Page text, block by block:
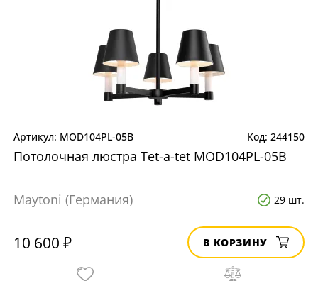
MOD104PL-05B 244150
Потолочная люстра Tet-a-tet MOD104PL-05B
Maytoni (Германия) 29 шт.
10 600 ₽ В КОРЗИНУ